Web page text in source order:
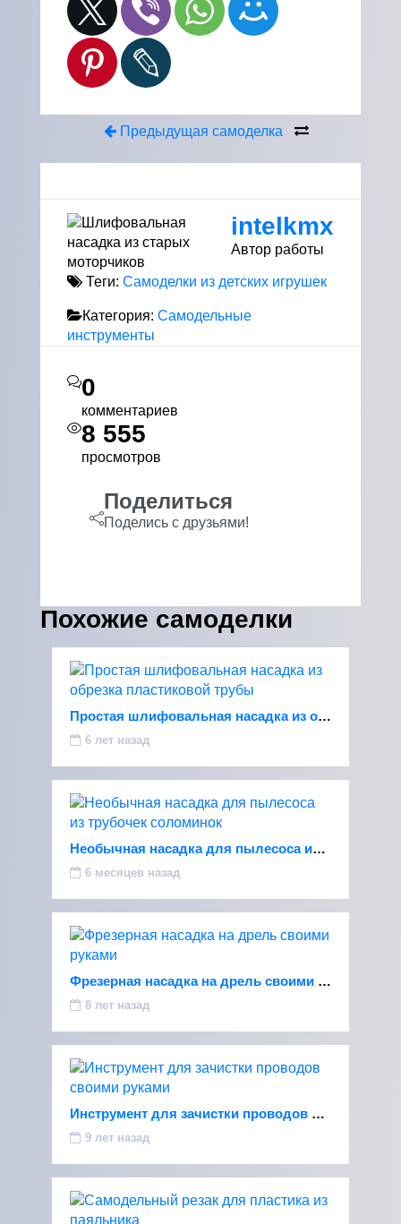
Предыдущая самоделка
intelkmx
Автор работы
Теги: Самоделки из детских игрушек
Категория: Самодельные
инструменты
0
комментариев
8 555
просмотров
Поделиться
Поделись с друзьями!
Похожие самоделки
Простая шлифовальная насадка из обрезка пластиковой трубы
6 лет назад
Необычная насадка для пылесоса из трубочек соломинок
6 месяцев назад
Фрезерная насадка на дрель своими руками
8 лет назад
Инструмент для зачистки проводов своими руками
9 лет назад